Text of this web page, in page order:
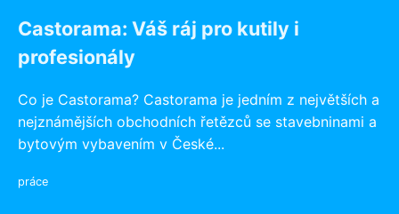
Castorama: Váš ráj pro kutily i
profesionály
Co je Castorama? Castorama je jedním z největších a
nejznámějších obchodních řetězců se stavebninami a
bytovým vybavením v České...
práce